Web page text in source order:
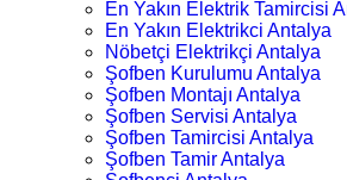
En Yakın Elektrik Tamircisi
En Yakın Elektrikci Antalya
Nöbetçi Elektrikçi Antalya
Şofben Kurulumu Antalya
Şofben Montajı Antalya
Şofben Servisi Antalya
Şofben Tamircisi Antalya
Şofben Tamir Antalya